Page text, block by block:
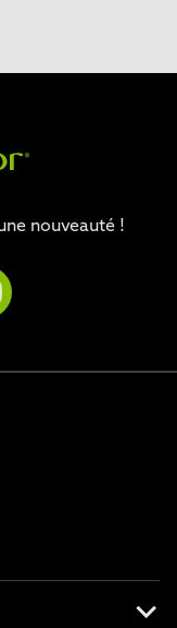
nouveauté !